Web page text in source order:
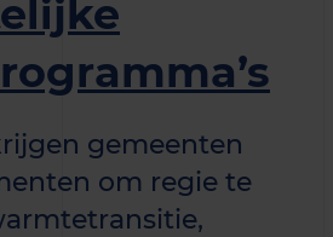
gemeenten
om regie te